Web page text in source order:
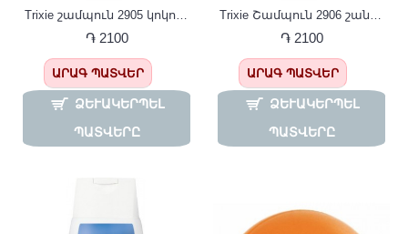
֏ 2100
ԱՐԱԳ ՊԱՏՎԵՐ
ՁԵՒԱԿԵՐՊԵԼ Պ
ԱՏՎԵՐԸ
֏ 2100
ԱՐԱԳ ՊԱՏՎԵՐ
ՁԵՒԱԿԵՐՊԵԼ Պ
ԱՏՎԵՐԸ